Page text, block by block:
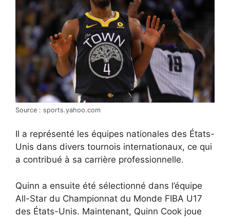
Source : sports.yahoo.com
Il a représenté les équipes nationales des États-
Unis dans divers tournois internationaux, ce qui
a contribué à sa carrière professionnelle.
Quinn a ensuite été sélectionné dans l’équipe
All-Star du Championnat du Monde FIBA U17
des États-Unis. Maintenant, Quinn Cook joue